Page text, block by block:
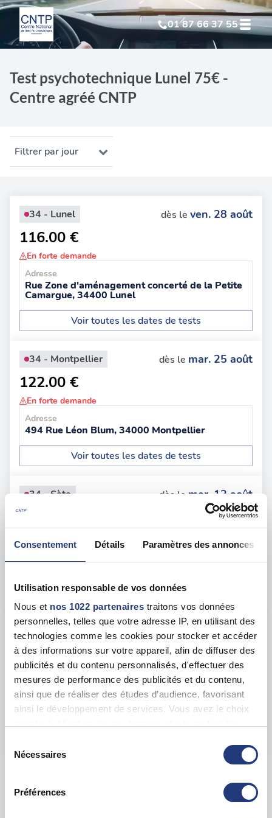
Consentement Détails Paramètres des annonces
Utilisation responsable de vos données
Nous et nos 1022 partenaires traitons vos données
personnelles, telles que votre adresse IP, en utilisant des
technologies comme les cookies pour stocker et accéder
à des informations sur votre appareil, afin de diffuser des
publicités et du contenu personnalisés, d'effectuer des
mesures de performance des publicités et du contenu,
ainsi que de réaliser des études d’audience, favorisant
ainsi le développement de services. Vous avez le choix
tout moment en consultant la Déclaration relative aux
cookies ou en cliquant sur l'icône de confidentialité.
Si vous le permettez, nous aimerions également :
Nécessaires
Préférences
01 87 66 37 55
Test Psychotechniquesuite à annulation
Test Psychotechnique
Test Psychotechnique
Test psychotechnique Lunel 75€ -
Centre agréé CNTP
Filtrer par jour
34 - Lunel dès le ven. 28 août
116.00 €
En forte demande
Adresse
Rue Zone d'aménagement concerté de la Petite
Camargue, 34400 Lunel
Voir toutes les dates de tests
34 - Montpellier dès le mar. 25 août
122.00 €
En forte demande
Adresse
494 Rue Léon Blum, 34000 Montpellier
Voir toutes les dates de tests
34 - Sète dès le mer. 12 août
113.00 €
547 Quai des Moulins, 34200 Sète
Voir toutes les dates de tests
34 - Béziers dès le mer. 19 août
118.00 €
En forte demande
Adresse
7 Avenue du Dr Jean-Marie Fabre, 34500
Béziers